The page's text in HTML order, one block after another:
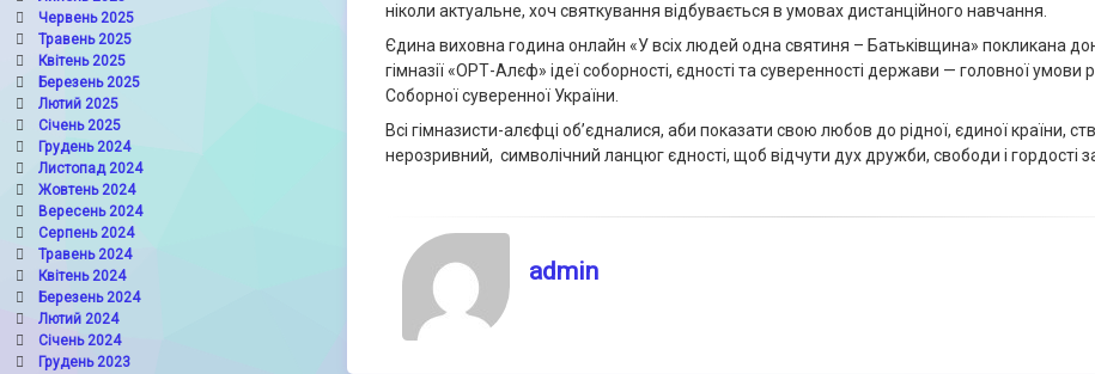
ніколи актуальне, хоч святкування відбувається в умовах дистанційного навчання.
Єдина виховна година онлайн «У всіх людей одна святиня – Батьківщина» покликана
гімназії «ОРТ-Алєф» ідеї соборності, єдності та суверенності держави — головної умови
Соборної суверенної України.
Всі гімназисти-алєфці об’єдналися, аби показати свою любов до рідної, єдиної країни,
нерозривний, символічний ланцюг єдності, щоб відчути дух дружби, свободи і гордості
admin
Червень 2025
Травень 2025
Квітень 2025
Березень 2025
Лютий 2025
Січень 2025
Грудень 2024
Листопад 2024
Жовтень 2024
Вересень 2024
Серпень 2024
Травень 2024
Квітень 2024
Березень 2024
Лютий 2024
Січень 2024
Грудень 2023